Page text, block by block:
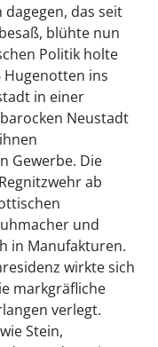
das seit
blühte nun
Politik holte
Hugenotten ins
in einer
Neustadt
Gewerbe. Die
ab
und
in Manufakturen.
wirkte sich
markgräfliche
verlegt.
Stein,